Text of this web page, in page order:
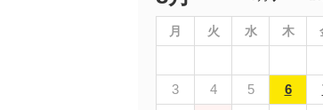
月 火 水 木
3
4 5 6